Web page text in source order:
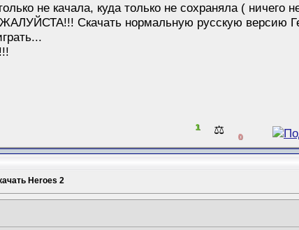
не качала, куда только не сохраняла ( ничего
Скачать нормальную русскую версию
1 ⚖️ 0
Heroes 2